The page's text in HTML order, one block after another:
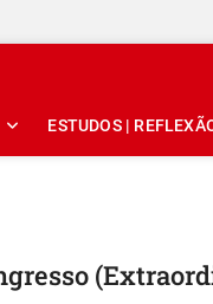
ESTUDOS |